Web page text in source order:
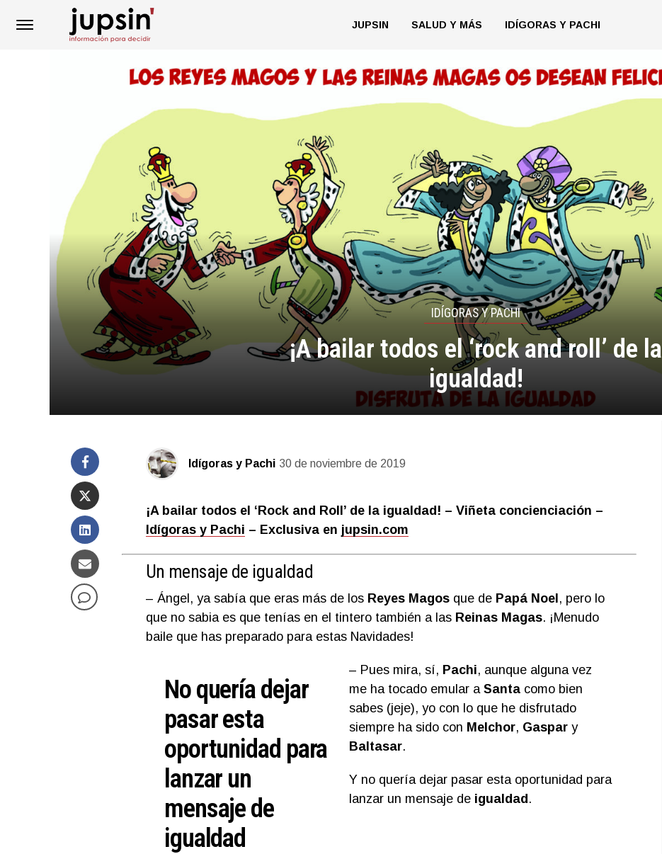
JUPSIN SALUD Y MÁS IDÍGORAS Y PACHI
IDÍGORAS Y PACHI
¡A bailar todos el ‘rock and roll’ de la
igualdad!
Idígoras y Pachi 30 de noviembre de 2019
¡A bailar todos el ‘Rock and Roll’ de la igualdad! – Viñeta concienciación –
Idígoras y Pachi – Exclusiva en jupsin.com
Un mensaje de igualdad
– Ángel, ya sabía que eras más de los Reyes Magosque de Papá Noel, pero lo
que no sabia es que tenías en el tintero también a las Reinas Magas. ¡Menudo
baile que has preparado para estas Navidades!
No quería dejar
pasar esta
oportunidad para
lanzar un
mensaje de
igualdad
– Pues mira, sí, Pachi, aunque alguna vez
me ha tocado emular a Santacomo bien
sabes (jeje), yo con lo que he disfrutado
siempre ha sido con Melchor, Gaspary
Baltasar.
Y no quería dejar pasar esta oportunidad para
lanzar un mensaje de igualdad.